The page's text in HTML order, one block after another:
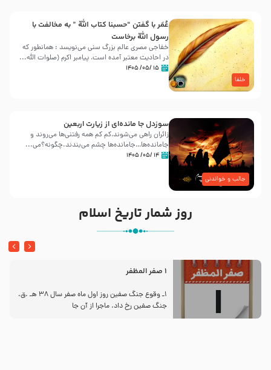
خلفا
عُمَر با گفتن “حسبنا كتاب اللّه ” به مخالفت با
رسول اللّه برخاست
خفاجی مصری عالم بزرگ سنی می‌نویسد : همانطور که
در احادیث معتبر آمده است، پیامبر اکرم (صلوات اللّه...
۱۵ /۰۵/ ۱۴۰۵
جالب و خواندنی
سوزدل جا مانده‌ای از زیارت اربعین
زائران راهی می‌شوند،کم‌ کم همه رفتنی‌ها می‌روند و
جامانده‌ها…جامانده‌ها چشم می‌بندند.چگونه؟می‌...
۱۴ /۰۵/ ۱۴۰۵
روز شمار تاریخ اسلام
1 صفر المظفر
1ـ وقوع جنگ صفین روز اول ماه صفر سال 38 هـ .ق.
جنگ صفین رخ داد. ماجرا از آن جا